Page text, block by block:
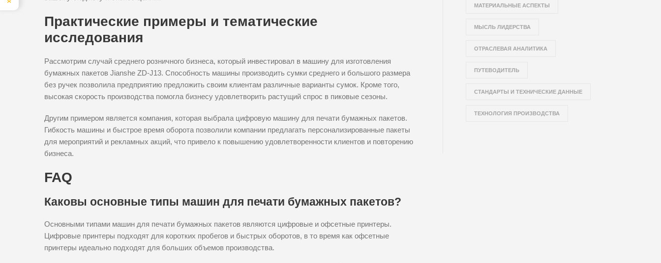
Практические примеры и тематические
исследования
Рассмотрим случай среднего розничного бизнеса, который инвестировал в машину для изготовления
бумажных пакетов Jianshe ZD-J13. Способность машины производить сумки среднего и большого размера
без ручек позволила предприятию предложить своим клиентам различные варианты сумок. Кроме того,
высокая скорость производства помогла бизнесу удовлетворить растущий спрос в пиковые сезоны.
Другим примером является компания, которая выбрала цифровую машину для печати бумажных пакетов.
Гибкость машины и быстрое время оборота позволили компании предлагать персонализированные пакеты
для мероприятий и рекламных акций, что привело к повышению удовлетворенности клиентов и повторению
бизнеса.
FAQ
Каковы основные типы машин для печати бумажных пакетов?
Основными типами машин для печати бумажных пакетов являются цифровые и офсетные принтеры.
Цифровые принтеры подходят для коротких пробегов и быстрых оборотов, в то время как офсетные
принтеры идеально подходят для больших объемов производства.
МАТЕРИАЛЬНЫЕ АСПЕКТЫ
МЫСЛЬ ЛИДЕРСТВА
ОТРАСЛЕВАЯ АНАЛИТИКА
ПУТЕВОДИТЕЛЬ
СТАНДАРТЫ И ТЕХНИЧЕСКИЕ ДАННЫЕ
ТЕХНОЛОГИЯ ПРОИЗВОДСТВА